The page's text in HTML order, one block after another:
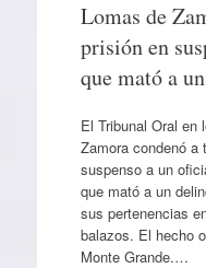
Lomas de
prisión en
que mató a
El Tribunal Oral en
Zamora condenó a
suspenso a un
que mató a un
sus pertenencias
balazos. El hecho
Monte Grande.…